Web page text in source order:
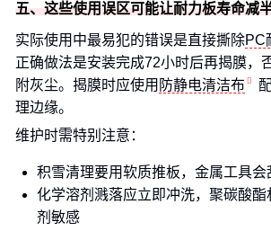
五、这些使用误区可能让耐力板寿命减
实际使用中最易犯的错误是直接撕除PC
正确做法是安装完成72小时后再揭膜，
附灰尘。揭膜时应使用 防静电清洁布
理边缘。
维护时需特别注意：
积雪清理要用软质推板，金属工具会
化学溶剂溅落应立即冲洗，聚碳酸
剂敏感